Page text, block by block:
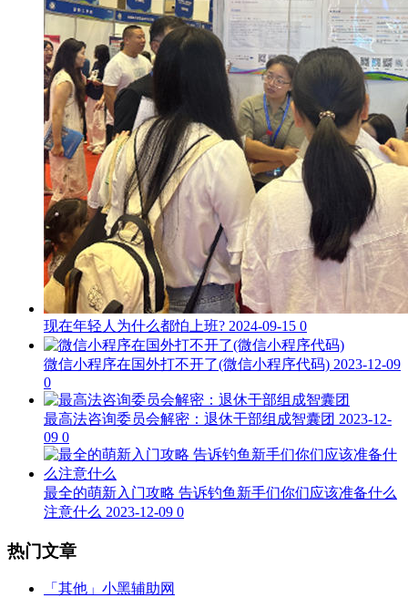
现在年轻人为什么都怕上班? 2024-09-15 0
微信小程序在国外打不开了(微信小程序代码) 2023-12-09
0
最高法咨询委员会解密：退休干部组成智囊团 2023-12-
09 0
最全的萌新入门攻略 告诉钓鱼新手们你们应该准备什么
注意什么 2023-12-09 0
热门文章
「其他」 小黑辅助网